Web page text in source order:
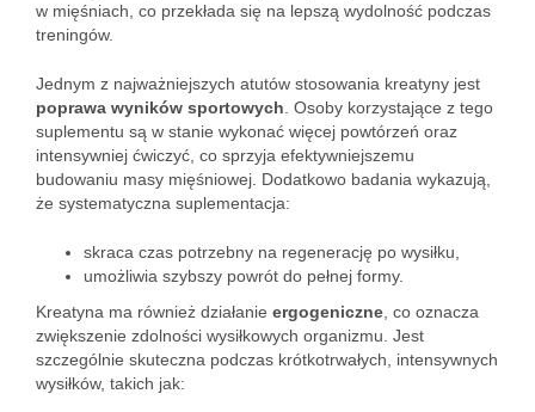
w mięśniach, co przekłada się na lepszą wydolność podczas
treningów.
Jednym z najważniejszych atutów stosowania kreatyny jest
poprawa wyników sportowych . Osoby korzystające z tego
suplementu są w stanie wykonać więcej powtórzeń oraz
intensywniej ćwiczyć, co sprzyja efektywniejszemu
budowaniu masy mięśniowej. Dodatkowo badania wykazują,
że systematyczna suplementacja:
skraca czas potrzebny na regenerację po wysiłku,
umożliwia szybszy powrót do pełnej formy.
Kreatyna ma również działanie ergogeniczne , co oznacza
zwiększenie zdolności wysiłkowych organizmu. Jest
szczególnie skuteczna podczas krótkotrwałych, intensywnych
wysiłków, takich jak: